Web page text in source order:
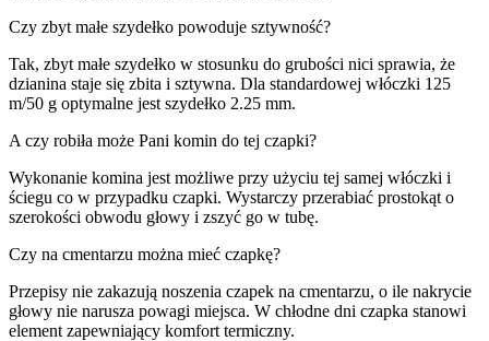
Czy zbyt małe szydełko powoduje sztywność?
Tak, zbyt małe szydełko w stosunku do grubości nici sprawia, że
dzianina staje się zbita i sztywna. Dla standardowej włóczki 125
m/50 g optymalne jest szydełko 2.25 mm.
A czy robiła może Pani komin do tej czapki?
Wykonanie komina jest możliwe przy użyciu tej samej włóczki i
ściegu co w przypadku czapki. Wystarczy przerabiać prostokąt o
szerokości obwodu głowy i zszyć go w tubę.
Czy na cmentarzu można mieć czapkę?
Przepisy nie zakazują noszenia czapek na cmentarzu, o ile nakrycie
głowy nie narusza powagi miejsca. W chłodne dni czapka stanowi
element zapewniający komfort termiczny.